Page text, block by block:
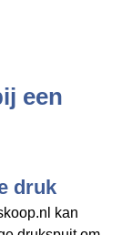
een
druk
kan